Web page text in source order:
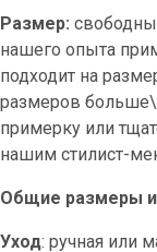
Размер:
нашего опыта
подходит на
размеров
примерку или
нашим стилист-
Общие размеры
Уход: ручная или